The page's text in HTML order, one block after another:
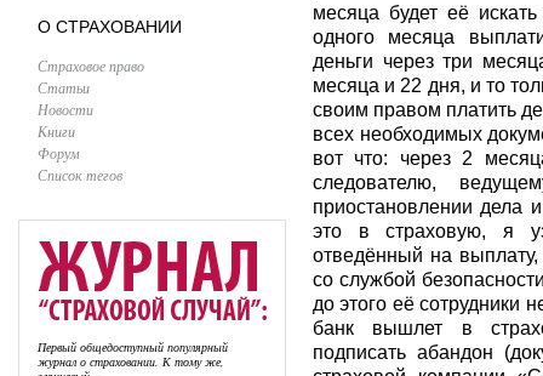
О СТРАХОВАНИИ
Страховое право
Статьи
Новости
Книги
Форум
Список тегов
Первый общедоступный популярный
журнал о страховании. К тому же,
месяца будет её
одного месяца
деньги через три
месяца и 22 дня, и то
своим правом платить
всех необходимых
вот что: через 2
следователю,
приостановлении дела
это в страховую, я
отведённый на
со службой
до этого её сотрудники
банк вышлет в
подписать абандон